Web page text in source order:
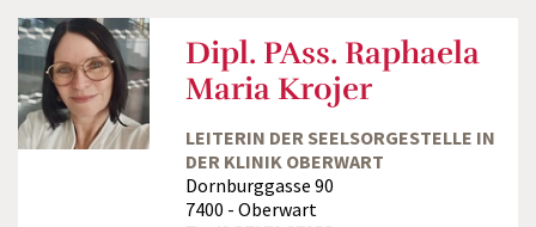
Dipl. PAss. Raphaela
Maria Krojer
LEITERIN DER SEELSORGESTELLE IN
DER KLINIK OBERWART
Dornburggasse 90
7400 - Oberwart